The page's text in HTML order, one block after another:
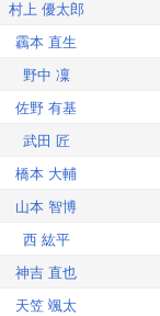
村上 優太郎
靏本 直生
野中 凜
佐野 有基
武田 匠
橋本 大輔
山本 智博
西 紘平
神吉 直也
天笠 颯太